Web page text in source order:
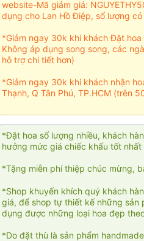
website-Mã giảm giá:
dụng cho Lan Hồ Điệp, số lượng có
*Giảm ngay 30k khi khách Đặt
Không áp dụng song song, các
hỗ trợ chi tiết hơn)
*Giảm ngay 30k khi khách nhận
Thạnh, Q Tân Phú, TP.HCM (trên
*Đặt hoa số lượng nhiều, khách
hưởng mức giá chiếc khấu tốt nhất
*Tặng miễn phí thiệp chúc mừng,
*Shop khuyến khích quý khách
giá, để shop tự thiết kế những sản
dụng được những loại hoa đẹp
*Do đặt thù là sản phẩm